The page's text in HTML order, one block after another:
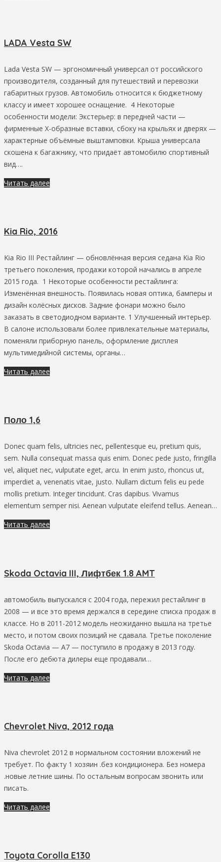
LADA Vesta SW
Lada Vesta SW — эргономичный универсал от российского
производителя, созданный для путешествий и перевозки
габаритных грузов. Автомобиль относится к бюджетному
классу и имеет хорошее оснащение. 4 Некоторые
особенности модели: Экстерьер: в передней части —
фирменные Х-образные вставки, сбоку на крыльях и дверях —
характерные объёмные выштамповки. Крыша универсала
скошена к багажнику, что придаёт автомобилю спортивный
вид….
Читать далее
Kia Rio, 2016
Kia Rio III Рестайлинг — обновлённая версия седана Kia Rio
третьего поколения, продажи которой начались в апреле
2015 года. 1 Некоторые особенности рестайлинга:
Изменённая внешность. Появилась новая оптика, бамперы и
дизайн колёсных дисков. Задние фонари можно было
заказать в светодиодном варианте. 1 Улучшенный интерьер.
В салоне использовали более привлекательные материалы,
поменяли приборную панель, оформление дисплея
мультимедийной системы, органы…
Читать далее
Поло 1,6
Donec quam felis, ultricies nec, pellentesque eu, pretium quis,
sem. Nulla consequat massa quis enim. Donec pede justo, fringilla
vel, aliquet nec, vulputate eget, arcu. In enim justo, rhoncus ut,
imperdiet a, venenatis vitae, justo. Nullam dictum felis eu pede
mollis pretium. Integer tincidunt. Cras dapibus. Vivamus
elementum semper nisi. Aenean vulputate eleifend tellus. Aenean…
Читать далее
Skoda Octavia III, Лифтбек 1.8 AMT
автомобиль выпускался с 2004 года, пережил рестайлинг в
2008 — и все это время держался в середине списка продаж в
классе. Но в 2011-2012 модель неожиданно вышла на третье
место, и потом своих позиций не сдавала. Третье поколение
Skoda Octavia — A7 — поступило в продажу в 2013 году.
После его дебюта дилеры еще продавали…
Читать далее
Chevrolet Niva, 2012 года
Niva chevrolet 2012 в нормальном состоянии вложений не
требует. По факту 1 хозяин .без кондиционера. Без номера
.новые летние шины. По остальным вопросам звонить или
писать.
Читать далее
Toyota Corolla E130